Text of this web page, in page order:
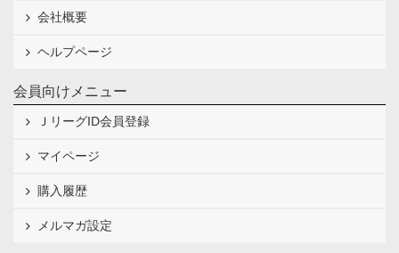
会社概要
ヘルプページ
会員向けメニュー
ＪリーグID会員登録
マイページ
購入履歴
メルマガ設定